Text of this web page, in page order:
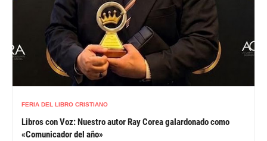
FERIA DEL LIBRO CRISTIANO
Libros con Voz: Nuestro autor Ray Corea galardonado como
«Comunicador del año»